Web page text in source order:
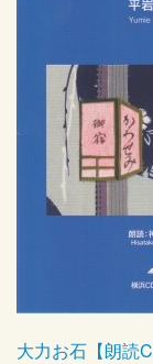
大力お石【朗読